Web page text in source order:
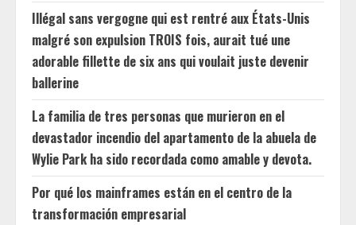
Illégal sans vergogne qui est rentré aux États-Unis
malgré son expulsion TROIS fois, aurait tué une
adorable fillette de six ans qui voulait juste devenir
ballerine
La familia de tres personas que murieron en el
devastador incendio del apartamento de la abuela de
Wylie Park ha sido recordada como amable y devota.
Por qué los mainframes están en el centro de la
transformación empresarial